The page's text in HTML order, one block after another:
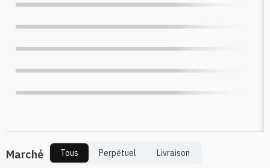
Marché Tous Perpétuel Livraison